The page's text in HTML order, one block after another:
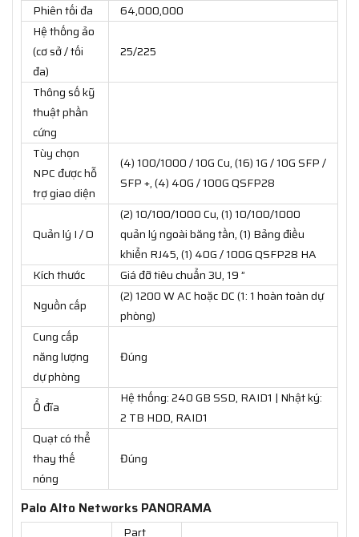
Phiên tối đa
64,000,000
Hệ thống ảo
(cơ sở / tối
đa)
25/225
Thông số kỹ
thuật phần
cứng
Tùy chọn
NPC được hỗ
trợ giao diện
(4) 100/1000 / 10G Cu, (16) 1G / 10G SFP /
SFP +, (4) 40G / 100G QSFP28
Quản lý I / O
(2) 10/100/1000 Cu, (1) 10/100/1000
quản lý ngoài băng tần, (1) Bảng điều
khiển RJ45, (1) 40G / 100G QSFP28 HA
Kích thước
Giá đỡ tiêu chuẩn 3U, 19 ”
Nguồn cấp
(2) 1200 W AC hoặc DC (1: 1 hoàn toàn dự
phòng)
Cung cấp
năng lượng
dự phòng
Đúng
Ổ đĩa
Hệ thống: 240 GB SSD, RAID1 | Nhật ký:
2 TB HDD, RAID1
Quạt có thể
thay thế
nóng
Đúng
Palo Alto Networks PANORAMA
Part